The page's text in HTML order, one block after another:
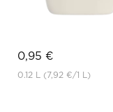
0,95 €
0.12 L (7,92 €/1 L)